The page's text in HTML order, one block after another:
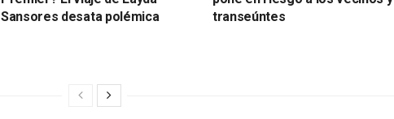
Sansores desata polémica
transeúntes